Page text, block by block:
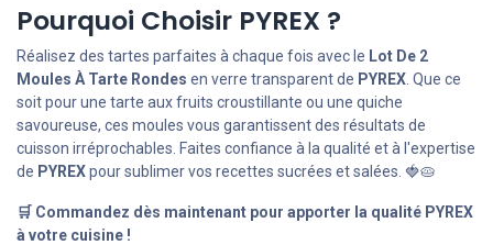
Pourquoi Choisir PYREX ?
Réalisez des tartes parfaites à chaque fois avec le Lot De 2
Moules À Tarte Rondes en verre transparent de PYREX . Que ce
soit pour une tarte aux fruits croustillante ou une quiche
savoureuse, ces moules vous garantissent des résultats de
cuisson irréprochables. Faites confiance à la qualité et à l'expertise
de PYREXpour sublimer vos recettes sucrées et salées. 🍓🥧
🛒 Commandez dès maintenant pour apporter la qualité PYREX
à votre cuisine !